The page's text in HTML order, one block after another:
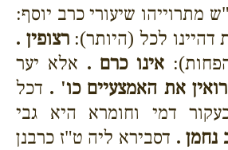
מתרוייהו שיעורי כרב יוסף:
דהיינו לכל (היותר):רצופין .
אינו כרם . אלא יער
רואין את האמצעיים כו' . דכל
דמי וחומרא היא גבי
נחמן . דסבירא ליה ט"ז כרבנן